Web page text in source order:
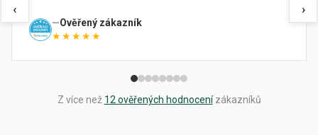
‹
Ověřený zákazník
★★★★★
›
Z více než 12 ověřených hodnocenízákazníků